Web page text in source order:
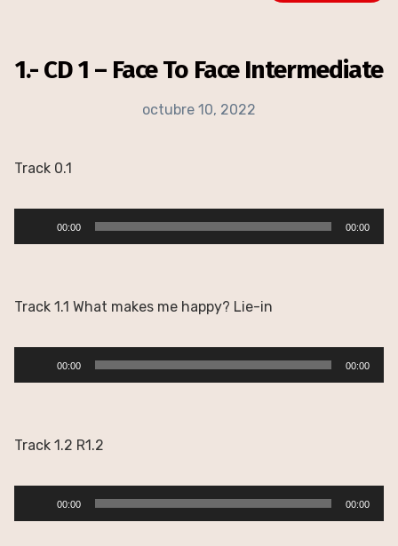
1.- CD 1 – Face To Face Intermediate
octubre 10, 2022
Track 0.1
Reproductor
de
00:00 00:00
Track 1.1 What makes me happy? Lie-in
Reproductor
de
00:00 00:00
Track 1.2 R1.2
Reproductor
de
00:00 00:00